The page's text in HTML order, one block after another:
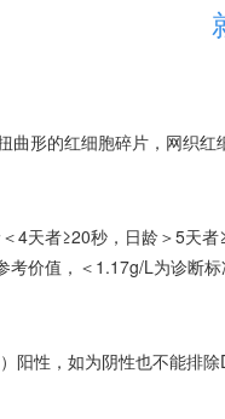
曲形的红细胞碎片，网织
4天者≥20秒，日龄＞5天
价值，＜1.17g/L为诊断标
阳性，如为阴性也不能排